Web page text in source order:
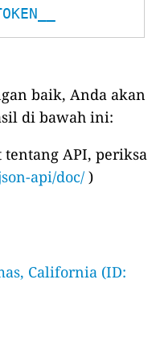
baik, Anda akan
di bawah ini:
API, periksa
api/doc/ )
California (ID: